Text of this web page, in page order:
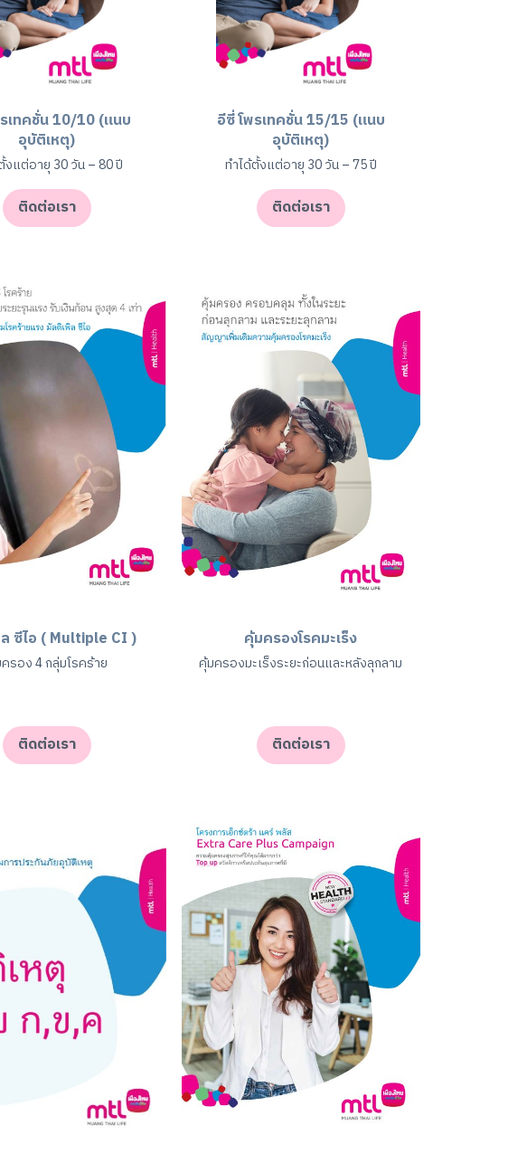
เทคชั่น 10/10 (แนบ
อุบัติเหตุ)
งแต่อายุ 30 วัน – 80 ปี
ติดต่อเรา
อีซี่ โพรเทคชั่น 15/15 (แนบ
อุบัติเหตุ)
ทำได้ตั้งแต่อายุ 30 วัน – 75 ปี
ติดต่อเรา
ซีไอ ( Multiple CI )
รอง 4 กลุ่มโรคร้าย
ติดต่อเรา
คุ้มครองโรคมะเร็ง
คุ้มครองมะเร็งระยะก่อนและหลังลุกลาม
ติดต่อเรา